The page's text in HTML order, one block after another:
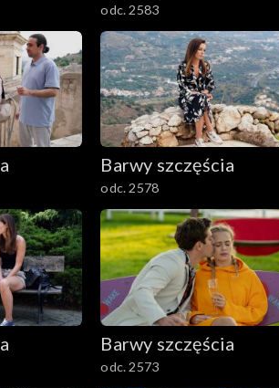
odc. 2583
Barwy szczęścia
odc. 2578
Barwy szczęścia
odc. 2573